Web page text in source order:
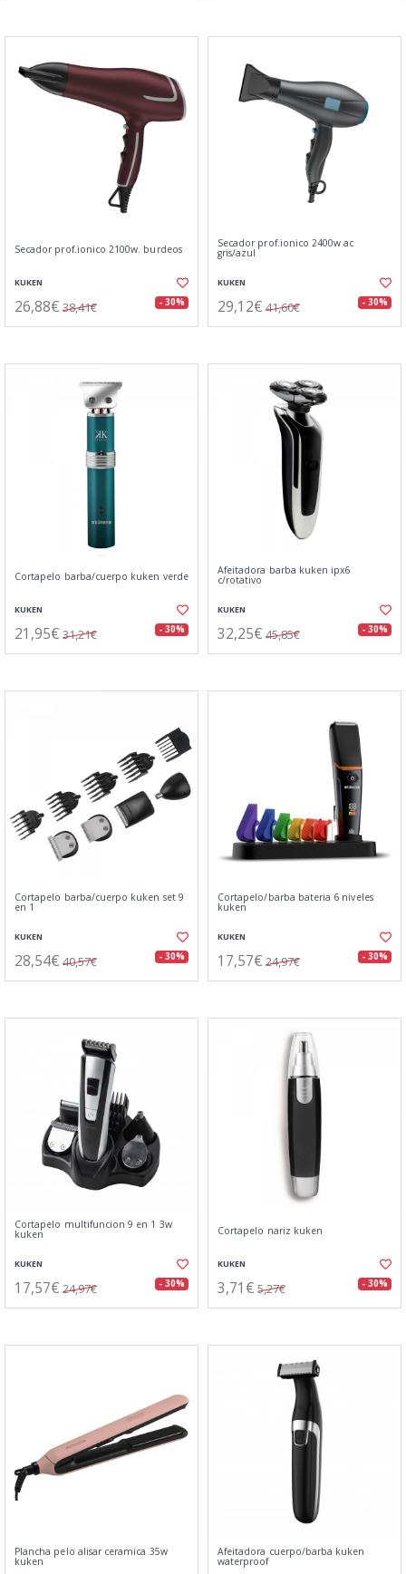
Secador prof.ionico 2100w. burdeos
KUKEN
26,88€ 38,41€ - 30%
Secador prof.ionico 2400w ac
gris/azul
KUKEN
29,12€ 41,60€ - 30%
Cortapelo barba/cuerpo kuken verde
KUKEN
21,95€ 31,21€ - 30%
Afeitadora barba kuken ipx6
c/rotativo
KUKEN
32,25€ 45,85€ - 30%
Cortapelo barba/cuerpo kuken set 9
en 1
KUKEN
28,54€ 40,57€ - 30%
Cortapelo/barba bateria 6 niveles
kuken
KUKEN
17,57€ 24,97€ - 30%
Cortapelo multifuncion 9 en 1 3w
kuken
KUKEN
17,57€ 24,97€ - 30%
Cortapelo nariz kuken
KUKEN
3,71€ 5,27€ - 30%
Plancha pelo alisar ceramica 35w
kuken
Afeitadora cuerpo/barba kuken
waterproof